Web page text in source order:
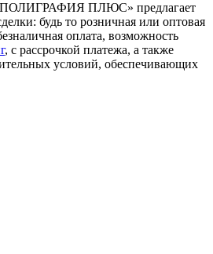
ПЛЮС» предлагает
будь то розничная или оптовая
оплата, возможность
, с рассрочкой платежа, а также
условий, обеспечивающих